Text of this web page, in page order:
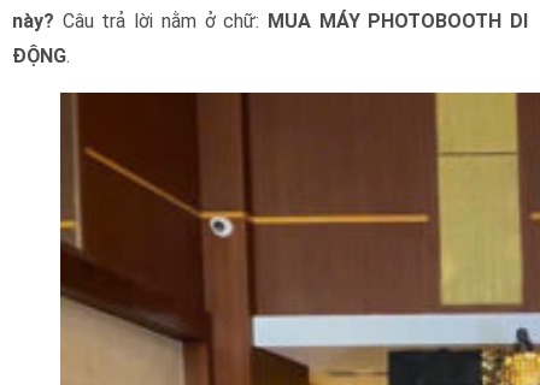
này? Câu trả lời nằm ở chữ: MUA MÁY PHOTOBOOTH DI
ĐỘNG.